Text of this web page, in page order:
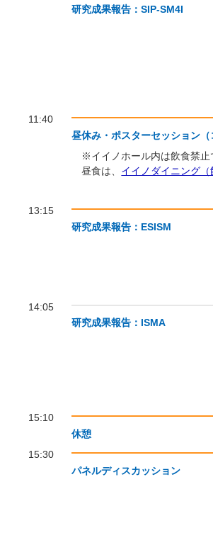
研究成果報告：SIP-SM4I
11:40
昼休み・ポスターセッション（
※イイノホール内は飲食禁止
昼食は、 イイノダイニング
13:15
研究成果報告：ESISM
14:05
研究成果報告：ISMA
15:10
休憩
15:30
パネルディスカッション